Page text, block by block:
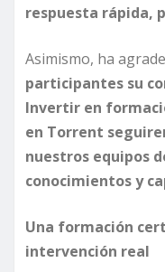
respuesta rápida,
Asimismo, ha
participantes su
Invertir en
en Torrent
nuestros equipos
conocimientos y
Una formación
intervención real